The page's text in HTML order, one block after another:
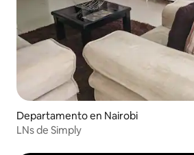
Departamento en Nairobi
LNs de Simply